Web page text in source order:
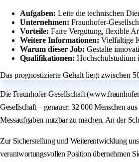
Aufgaben: Leite die technischen
Unternehmen: Fraunhofer-
Vorteile: Faire Vergütung, flexible
Weitere Informationen: Vielfältige
Warum dieser Job: Gestalte
Qualifikationen: Hochschulstudium
Das prognostizierte Gehalt liegt zwischen
Die Fraunhofer-Gesellschaft
Gesellschaft – genauer: 32 000 Menschen
Messaufgaben nutzbar zu machen. An der
Zur Sicherstellung und Weiterentwicklung
verantwortungsvollen Position übernehmen